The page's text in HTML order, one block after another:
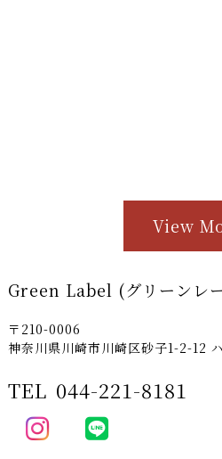
View
Green Label (グリーンレー
〒210-0006
神奈川県川崎市川崎区砂子1-2-12
TEL 044-221-8181